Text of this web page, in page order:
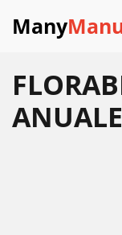
Many